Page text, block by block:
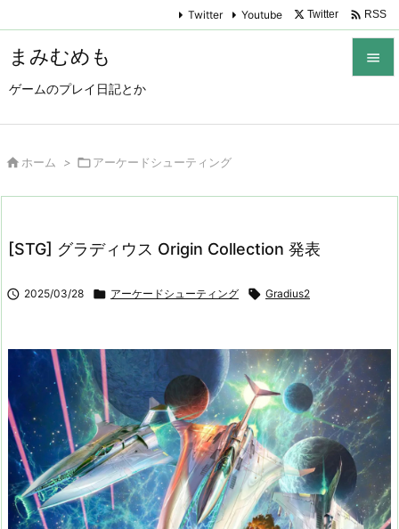
まみむめも
ゲームのプレイ日記とか

Twitter Youtube Twitter  RSS
 ホーム > アーケードシューティング
[STG] グラディウス Origin Collection 発表
 2025/03/28  アーケードシューティング  Gradius2